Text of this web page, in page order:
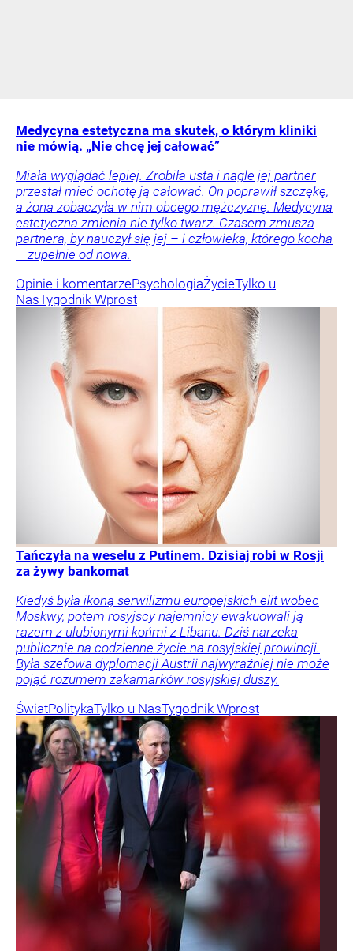
Medycyna estetyczna ma skutek, o którym kliniki
nie mówią. „Nie chcę jej całować”
Miała wyglądać lepiej. Zrobiła usta i nagle jej partner
przestał mieć ochotę ją całować. On poprawił szczękę,
a żona zobaczyła w nim obcego mężczyznę. Medycyna
estetyczna zmienia nie tylko twarz. Czasem zmusza
partnera, by nauczył się jej – i człowieka, którego kocha
– zupełnie od nowa.
Opinie i komentarzePsychologiaŻycieTylko u
NasTygodnik Wprost
Tańczyła na weselu z Putinem. Dzisiaj robi w Rosji
za żywy bankomat
Kiedyś była ikoną serwilizmu europejskich elit wobec
Moskwy, potem rosyjscy najemnicy ewakuowali ją
razem z ulubionymi końmi z Libanu. Dziś narzeka
publicznie na codzienne życie na rosyjskiej prowincji.
Była szefowa dyplomacji Austrii najwyraźniej nie może
pojąć rozumem zakamarków rosyjskiej duszy.
ŚwiatPolitykaTylko u NasTygodnik Wprost